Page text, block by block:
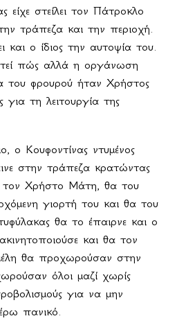
είχε στείλει τον Πάτροκλο
τράπεζα και την περιοχή.
και ο ίδιος την αυτοψία του.
πώς αλλά η οργάνωση
του φρουρού ήταν Χρήστος
για τη λειτουργία της
ο Κουφοντίνας ντυμένος
στην τράπεζα κρατώντας
Χρήστο Μάτη, θα του
γιορτή του και θα του
θα το έπαιρνε και ο
και θα τον
θα προχωρούσαν στην
όλοι μαζί χωρίς
για να μην
πανικό.